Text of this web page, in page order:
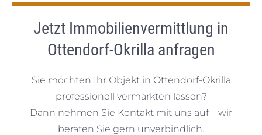
Jetzt Immobilienvermittlung in
Ottendorf-Okrilla anfragen
Sie möchten Ihr Objekt in Ottendorf-Okrilla
professionell vermarkten lassen?
Dann nehmen Sie Kontakt mit uns auf – wir
beraten Sie gern unverbindlich.